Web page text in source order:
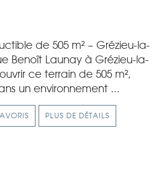
de 505 m² – Grézieu-la-
Benoît Launay à Grézieu-la-
ce terrain de 505 m²,
un environnement ...
PLUS DE DÉTAILS